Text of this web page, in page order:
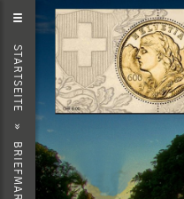
EINKAUFEN
ZURÜCK
WARENKORB ANZEIGEN
ZUR KASSE GEHEN
STARTSEITE
»